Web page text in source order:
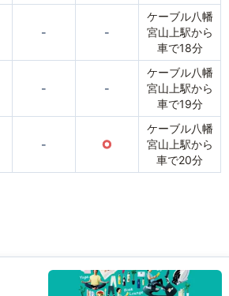
- -
ケーブル八幡
宮山上駅から
車で18分
- -
ケーブル八幡
宮山上駅から
車で19分
- ○
ケーブル八幡
宮山上駅から
車で20分